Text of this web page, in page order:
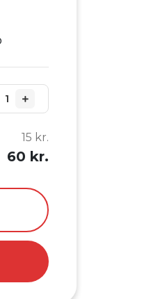
1
15 kr.
60 kr.